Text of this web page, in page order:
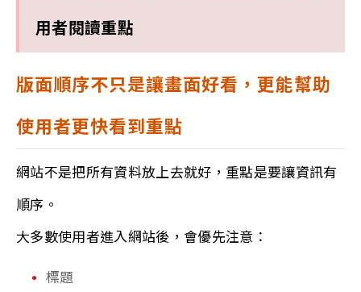
用者閱讀重點
版面順序不只是讓畫面好看，更能幫助
使用者更快看到重點
網站不是把所有資料放上去就好，重點是要讓資訊有
順序。
大多數使用者進入網站後，會優先注意：
標題